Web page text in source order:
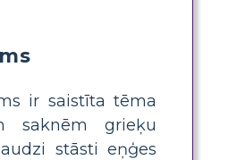
ir saistīta tēma
saknēm grieķu
stāsti eņģes